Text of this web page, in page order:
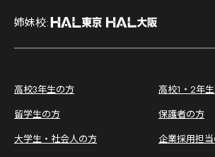
姉妹校:
;
高校3年生の方
高校1・2年
留学生の方
保護者の方
大学生・社会人の方
企業採用担